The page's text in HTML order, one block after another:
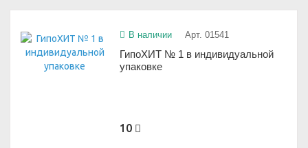
В наличии Арт. 01541
ГипоХИТ № 1 в индивидуальной
упаковке
10